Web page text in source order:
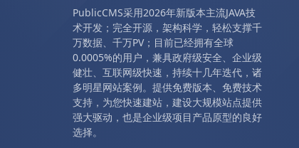
PublicCMS采用2026年新版本主流JAVA技
术开发；完全开源，架构科学，轻松支撑千
万数据、千万PV；目前已经拥有全球
0.0005%的用户，兼具政府级安全、企业级
健壮、互联网级快速，持续十几年迭代，诸
多明星网站案例。提供免费版本、免费技术
支持，为您快速建站，建设大规模站点提供
强大驱动，也是企业级项目产品原型的良好
选择。